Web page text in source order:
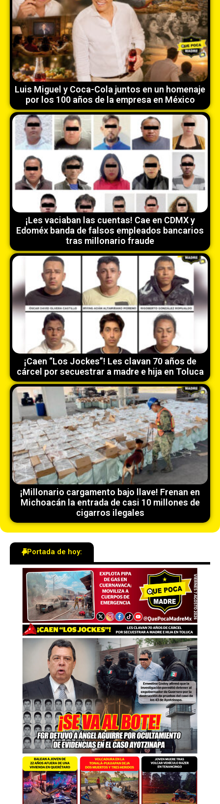
Luis Miguel y Coca-Cola juntos en un homenaje
por los 100 años de la empresa en México
¡Les vaciaban las cuentas! Cae en CDMX y
Edoméx banda de falsos empleados bancarios
tras millonario fraude
¡Caen “Los Jockes”! Les clavan 70 años de
cárcel por secuestrar a madre e hija en Toluca
¡Millonario cargamento bajo llave! Frenan en
Michoacán la entrada de casi 10 millones de
cigarros ilegales
Portada de hoy: